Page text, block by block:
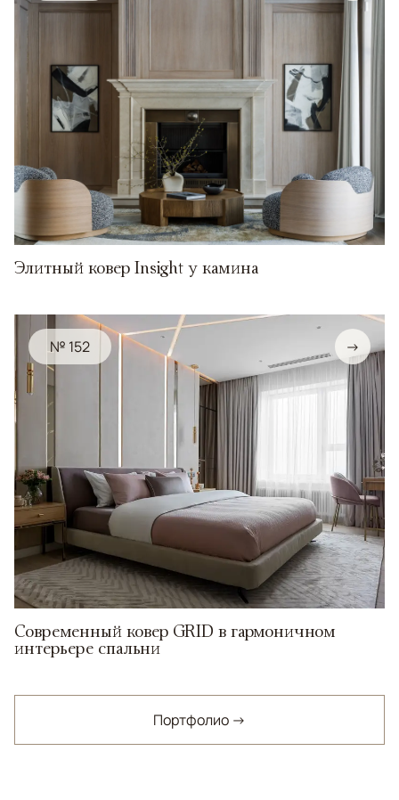
Элитный ковер Insight у камина
№ 152 →
Современный ковер GRID в гармоничном
интерьере спальни
Портфолио →